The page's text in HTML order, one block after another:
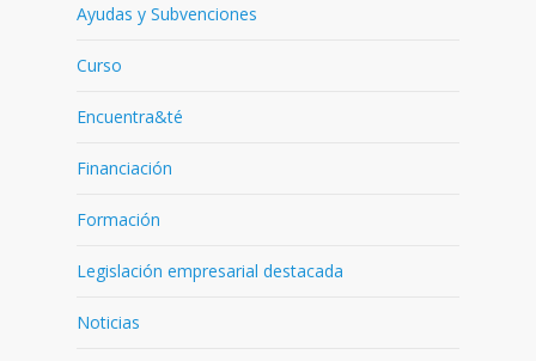
Ayudas y Subvenciones
Curso
Encuentra&té
Financiación
Formación
Legislación empresarial destacada
Noticias